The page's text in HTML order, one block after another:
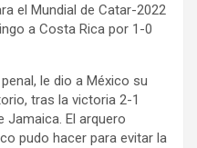
el Mundial de Catar-2022
a Costa Rica por 1-0
le dio a México su
tras la victoria 2-1
Jamaica. El arquero
pudo hacer para evitar la